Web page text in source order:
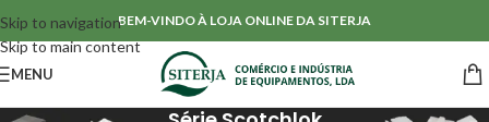
Skip to navigation
Skip to main content
BEM-VINDO À LOJA ONLINE DA SITERJA
MENU